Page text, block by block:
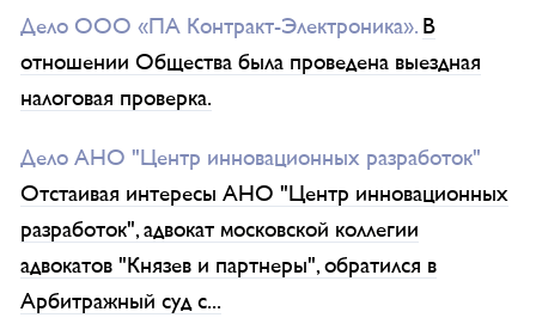
Дело ООО «ПА Контракт-Электроника». В
отношении Общества была проведена выездная
налоговая проверка.
Дело АНО "Центр инновационных разработок"
Отстаивая интересы АНО "Центр инновационных
разработок", адвокат московской коллегии
адвокатов "Князев и партнеры", обратился в
Арбитражный суд с...